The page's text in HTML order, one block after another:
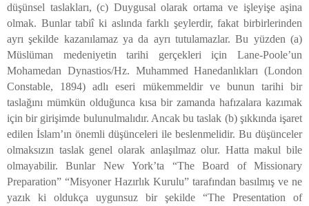
düşünsel taslakları, (c) Duygusal olarak ortama ve işleyişe aşina
olmak. Bunlar tabiî ki aslında farklı şeylerdir, fakat birbirlerinden
ayrı şekilde kazanılamaz ya da ayrı tutulamazlar. Bu yüzden (a)
Müslüman medeniyetin tarihi gerçekleri için Lane-Poole’un
Mohamedan Dynastios/Hz. Muhammed Hanedanlıkları (London
Constable, 1894) adlı eseri mükemmeldir ve bunun tarihi bir
taslağını mümkün olduğunca kısa bir zamanda hafızalara kazımak
için bir girişimde bulunulmalıdır. Ancak bu taslak (b) şıkkında işaret
edilen İslam’ın önemli düşünceleri ile beslenmelidir. Bu düşünceler
olmaksızın taslak genel olarak anlaşılmaz olur. Hatta makul bile
olmayabilir. Bunlar New York’ta “The Board of Missionary
Preparation” “Misyoner Hazırlık Kurulu” tarafından basılmış ve ne
yazık ki oldukça uygunsuz bir şekilde “The Presentation of